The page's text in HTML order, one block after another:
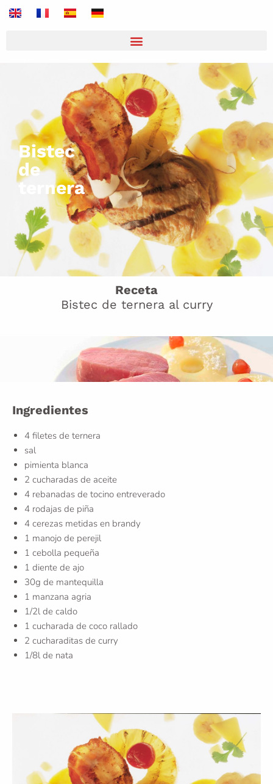
Bistec
de
ternera
Receta
Bistec de ternera al curry
Ingredientes
4 filetes de ternera
sal
pimienta blanca
2 cucharadas de aceite
4 rebanadas de tocino entreverado
4 rodajas de piña
4 cerezas metidas en brandy
1 manojo de perejil
1 cebolla pequeña
1 diente de ajo
30g de mantequilla
1 manzana agria
1/2l de caldo
1 cucharada de coco rallado
2 cucharaditas de curry
1/8l de nata